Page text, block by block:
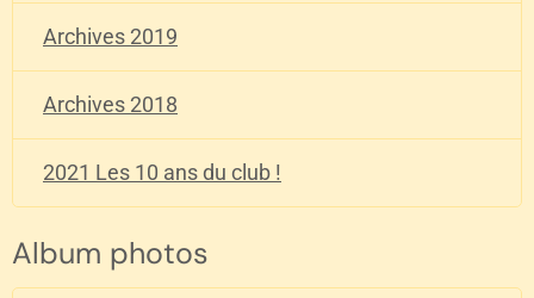
Archives 2019
Archives 2018
2021 Les 10 ans du club !
Album photos